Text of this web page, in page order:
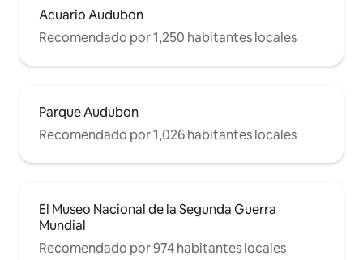
Acuario Audubon
Recomendado por 1,250 habitantes locales
Parque Audubon
Recomendado por 1,026 habitantes locales
El Museo Nacional de la Segunda Guerra
Mundial
Recomendado por 974 habitantes locales